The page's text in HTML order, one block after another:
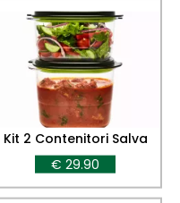
Kit 2 Contenitori Salva
Freschezza
2°generazione - 700 ml +
1,2 lt
€ 29.90